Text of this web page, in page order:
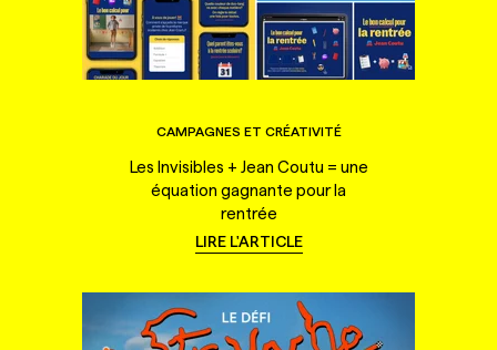
CAMPAGNES ET CRÉATIVITÉ
Les Invisibles + Jean Coutu = une
équation gagnante pour la
rentrée
LIRE L'ARTICLE